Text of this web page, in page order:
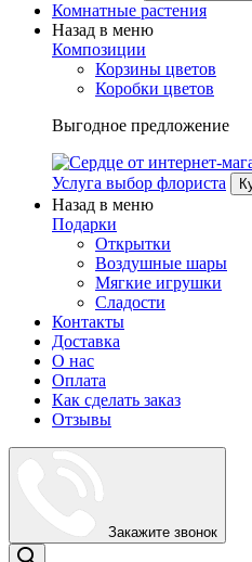
Комнатные растения
Назад в меню
Композиции
Корзины цветов
Коробки цветов
Выгодное предложение
Услуга выбор флориста
Назад в меню
Подарки
Открытки
Воздушные шары
Мягкие игрушки
Сладости
Контакты
Доставка
О нас
Оплата
Как сделать заказ
Отзывы
Закажите звонок